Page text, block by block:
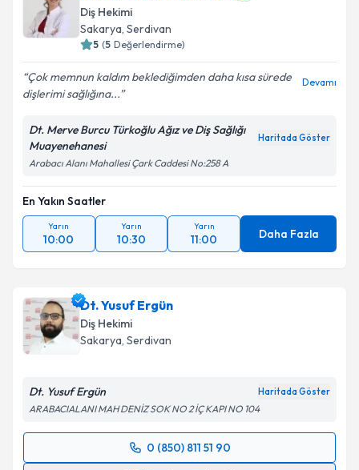
Diş Hekimi
Sakarya, Serdivan
5 (5 Değerlendirme)
Çok memnun kaldım beklediğimden daha kısa sürede
dişlerimi sağlığına...
Devamı
Dt. Merve Burcu Türkoğlu Ağız ve Diş Sağlığı
Muayenehanesi
Haritada Göster
Arabacı Alanı Mahallesi Çark Caddesi No:258 A
En Yakın Saatler
Yarın
10:00
Yarın
10:30
Yarın
11:00 Daha Fazla
Dt. Yusuf Ergün
Diş Hekimi
Sakarya, Serdivan
Dt. Yusuf Ergün Haritada Göster
ARABACIALANI MAH DENİZ SOK NO 2 İÇ KAPI NO 104
0 (850) 811 51 90
Randevu Takvimi Talebi